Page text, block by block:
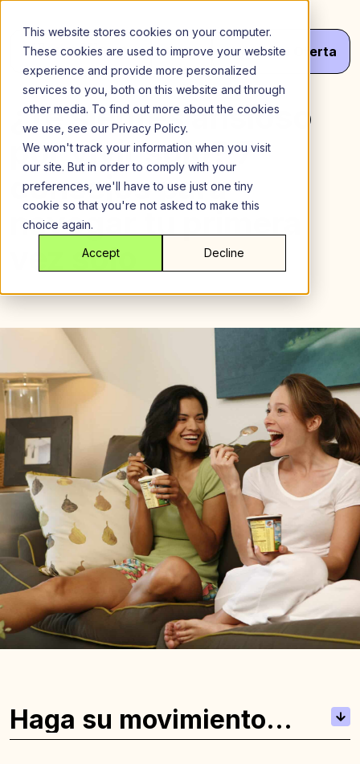
This website stores cookies on your computer.
These cookies are used to improve your website
experience and provide more personalized
services to you, both on this website and through
other media. To find out more about the cookies
we use, see our Privacy Policy.
We won't track your information when you visit
our site. But in order to comply with your
preferences, we'll have to use just one tiny
cookie so that you're not asked to make this
choice again.
Accept Decline
Saltar
contenido
Menú
¡HazTu Oferta
¿Te sientes ansioso
por vivir solo? 7
consejos para
navegar tu primera
vez solo
Haga su movimiento
ahora: